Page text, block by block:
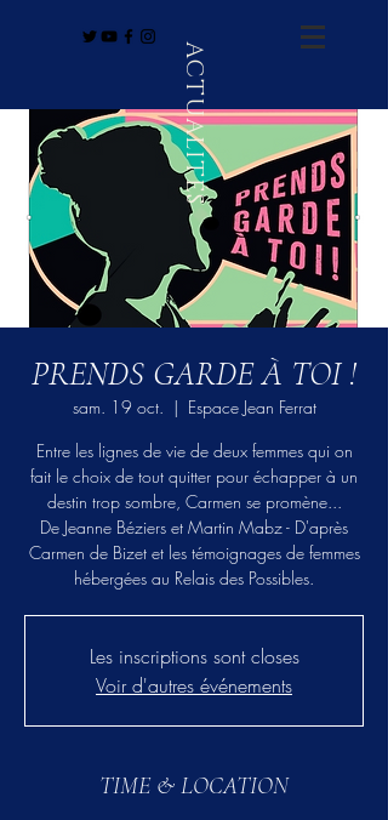
ACTUALITÉS
PRENDS GARDE À TOI !
sam. 19 oct.
  |
Espace Jean Ferrat
Entre les lignes de vie de deux femmes qui on
fait le choix de tout quitter pour échapper à un
destin trop sombre, Carmen se promène...
De Jeanne Béziers et Martin Mabz - D'après
Carmen de Bizet et les témoignages de femmes
hébergées au Relais des Possibles.
Les inscriptions sont closes
Voir d'autres événements
TIME & LOCATION